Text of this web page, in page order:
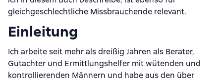
gleichgeschlechtliche Missbrauchende relevant.
Einleitung
Ich arbeite seit mehr als dreißig Jahren als Berater,
Gutachter und Ermittlungshelfer mit wütenden und
kontrollierenden Männern und habe aus den über